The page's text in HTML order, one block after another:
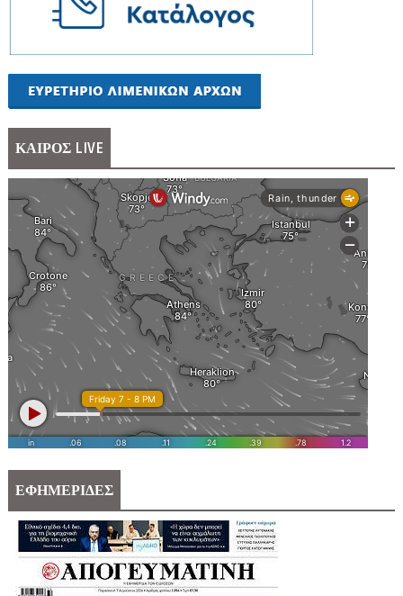
ΚΑΙΡΟΣ LIVE
ΕΦΗΜΕΡΙΔΕΣ